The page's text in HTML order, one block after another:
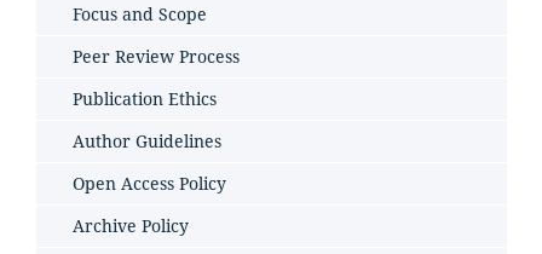
Focus and Scope
Peer Review Process
Publication Ethics
Author Guidelines
Open Access Policy
Archive Policy